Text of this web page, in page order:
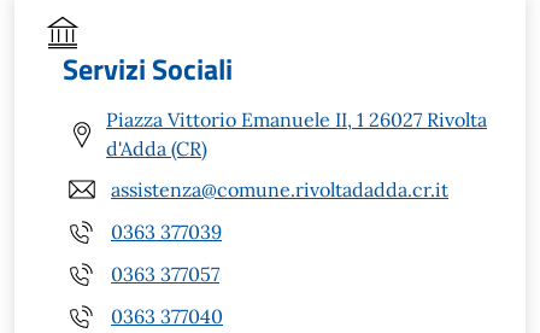
Servizi Sociali
Piazza Vittorio Emanuele II, 1 26027 Rivolta
d'Adda (CR)
assistenza@comune.rivoltadadda.cr.it
0363 377039
0363 377057
0363 377040